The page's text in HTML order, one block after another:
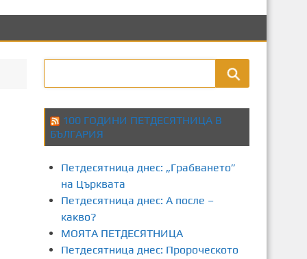
100 ГОДИНИ ПЕТДЕСЯТНИЦА В
БЪЛГАРИЯ
Петдесятница днес: „Грабването”
на Църквата
Петдесятница днес: А после –
какво?
МОЯТА ПЕТДЕСЯТНИЦА
Петдесятница днес: Пророческото